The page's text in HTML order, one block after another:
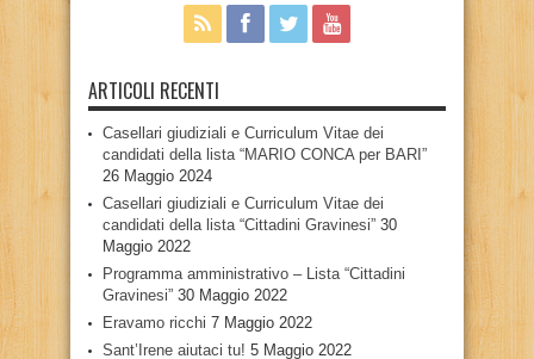
ARTICOLI RECENTI
Casellari giudiziali e Curriculum Vitae dei
candidati della lista “MARIO CONCA per BARI”
26 Maggio 2024
Casellari giudiziali e Curriculum Vitae dei
candidati della lista “Cittadini Gravinesi” 30
Maggio 2022
Programma amministrativo – Lista “Cittadini
Gravinesi” 30 Maggio 2022
Eravamo ricchi 7 Maggio 2022
Sant’Irene aiutaci tu! 5 Maggio 2022